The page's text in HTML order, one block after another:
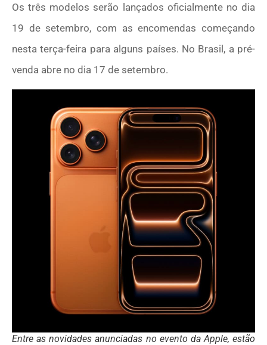
Os três modelos serão lançados oficialmente no dia
19 de setembro, com as encomendas começando
nesta terça-feira para alguns países. No Brasil, a pré-
venda abre no dia 17 de setembro.
Entre as novidades anunciadas no evento da Apple, estão